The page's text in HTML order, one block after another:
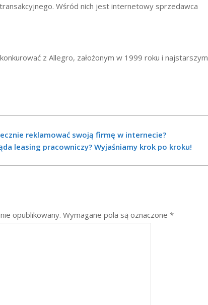
Wśród nich jest internetowy sprzedawca
z Allegro, założonym w 1999 roku i najstarszym
reklamować swoją firmę w internecie?
leasing pracowniczy? Wyjaśniamy krok po kroku!
opublikowany. Wymagane pola są oznaczone *